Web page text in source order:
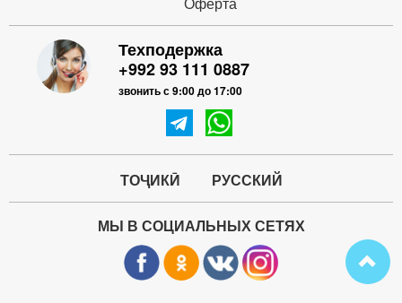
Оферта
Техподержка
+992 93 111 0887
звонить с 9:00 до 17:00
ТОҶИКӢ РУССКИЙ
МЫ В СОЦИАЛЬНЫХ СЕТЯХ